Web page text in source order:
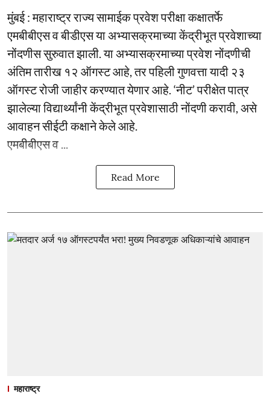
मुंबई : महाराष्ट्र राज्य सामाईक प्रवेश परीक्षा कक्षातर्फे
एमबीबीएस व बीडीएस या अभ्यासक्रमाच्या केंद्रीभूत प्रवेशाच्या
नोंदणीस सुरुवात झाली. या अभ्यासक्रमाच्या प्रवेश नोंदणीची
अंतिम तारीख १२ ऑगस्ट आहे, तर पहिली गुणवत्ता यादी २३
ऑगस्ट रोजी जाहीर करण्यात येणार आहे. ‘नीट’ परीक्षेत पात्र
झालेल्या विद्यार्थ्यांनी केंद्रीभूत प्रवेशासाठी नोंदणी करावी, असे
आवाहन सीईटी कक्षाने केले आहे.
एमबीबीएस व ...
Read More
महाराष्ट्र